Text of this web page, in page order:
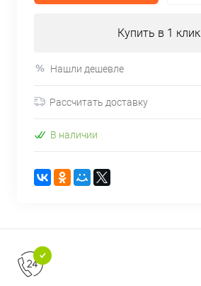
Купить в 1 клик
Нашли дешевле
Рассчитать доставку
В наличии